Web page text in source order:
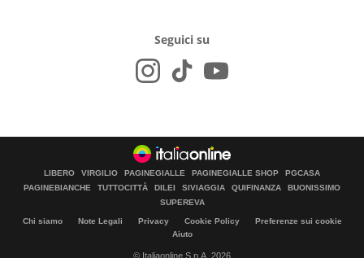
Seguici su
LIBERO VIRGILIO PAGINEGIALLE PAGINEGIALLE SHOP
PGCASA
PAGINEBIANCHE
TUTTOCITTÀ DILEI SIVIAGGIA QUIFINANZA
BUONISSIMO
SUPEREVA
Chi siamo Note Legali Privacy Cookie Policy
Preferenze sui cookie
Aiuto
© Italiaonline S.p.A. 2026